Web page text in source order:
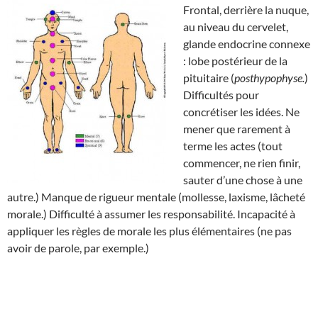
Frontal, derrière la nuque,
au niveau du cervelet,
glande endocrine connexe
: lobe postérieur de la
pituitaire (posthypophyse.)
Difficultés pour
concrétiser les idées. Ne
mener que rarement à
terme les actes (tout
commencer, ne rien finir,
sauter d’une chose à une
autre.) Manque de rigueur mentale (mollesse, laxisme, lâcheté
morale.) Difficulté à assumer les responsabilité. Incapacité à
appliquer les règles de morale les plus élémentaires (ne pas
avoir de parole, par exemple.)